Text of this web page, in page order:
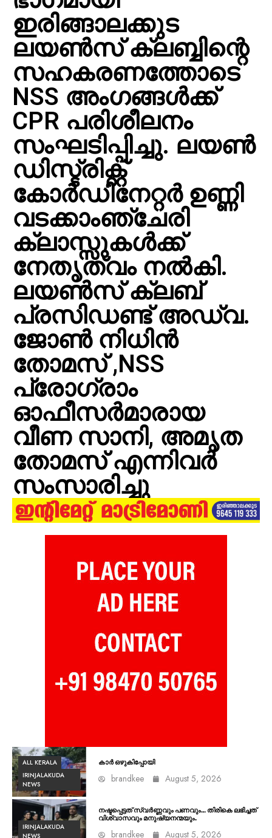
ഇരിങ്ങാലക്കുട
ലയൺസ് ക്ലബ്ബിന്റെ
സഹകരണത്തോടെ
NSS അംഗങ്ങൾക്ക്
CPR പരിശീലനം
സംഘടിപ്പിച്ചു. ലയൺ
ഡിസ്ട്രിക്റ്റ്
കോർഡിനേറ്റർ ഉണ്ണി
വടക്കാംഞ്ചേരി
ക്ലാസ്സുകൾക്ക്
നേതൃത്വം നൽകി.
ലയൺസ് ക്ലബ്
പ്രസിഡണ്ട് അഡ്വ.
ജോൺ നിധിൻ
തോമസ് ,NSS
പ്രോഗ്രാം
ഓഫീസർമാരായ
വീണ സാനി, അമൃത
തോമസ് എന്നിവർ
സംസാരിച്ചു
ALL KERALA
IRINJALAKUDA
NEWS
കാർ ഒഴുകിപ്പോയി
brandkee August 5, 2026
IRINJALAKUDA
NEWS
നഷ്ടപ്പെട്ടത് സ്വർണ്ണവും പണവും… തിരികെ ലഭിച്ചത്
വിശ്വാസവും മനുഷ്യനന്മയും.
brandkee August 5, 2026